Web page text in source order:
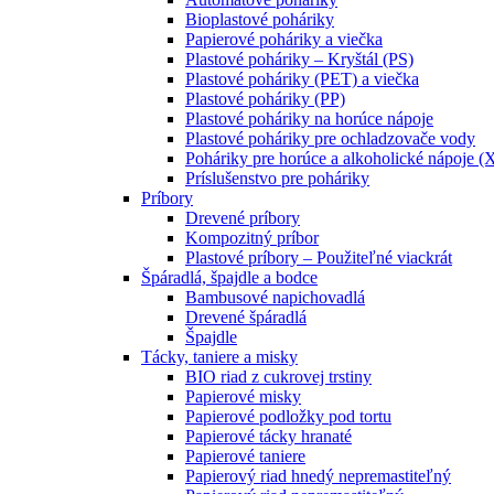
Bioplastové poháriky
Papierové poháriky a viečka
Plastové poháriky – Kryštál (PS)
Plastové poháriky (PET) a viečka
Plastové poháriky (PP)
Plastové poháriky na horúce nápoje
Plastové poháriky pre ochladzovače vody
Poháriky pre horúce a alkoholické nápoje
Príslušenstvo pre poháriky
Príbory
Drevené príbory
Kompozitný príbor
Plastové príbory – Použiteľné viackrát
Špáradlá, špajdle a bodce
Bambusové napichovadlá
Drevené špáradlá
Špajdle
Tácky, taniere a misky
BIO riad z cukrovej trstiny
Papierové misky
Papierové podložky pod tortu
Papierové tácky hranaté
Papierové taniere
Papierový riad hnedý nepremastiteľný